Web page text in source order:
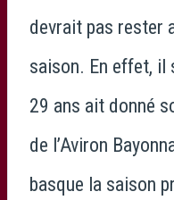
devrait pas rester
saison. En effet, il
29 ans ait donné
de l’Aviron
basque la saison